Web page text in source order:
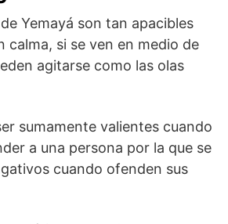
Yemayá son tan apacibles
calma, si se ven en medio de
agitarse como las olas
sumamente valientes cuando
a una persona por la que se
cuando ofenden sus